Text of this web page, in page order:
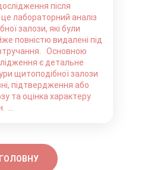
після
це лабораторний аналіз
залози, які були
повністю видалені під
втручання. Основною
є детальне
щитоподібної залози
підтвердження або
та оцінка характеру
...